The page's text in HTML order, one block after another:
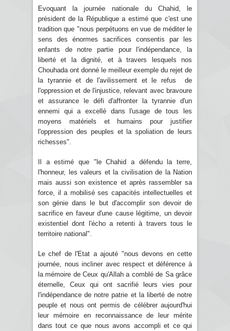
Evoquant la journée nationale du Chahid, le
président de la République a estimé que c'est une
tradition que "nous perpétuons en vue de méditer le
sens des énormes sacrifices consentis par les
enfants de notre partie pour l'indépendance, la
liberté et la dignité, et à travers lesquels nos
Chouhada ont donné le meilleur exemple du rejet de
la tyrannie et de l'avilissement et le refus de
l'oppression et de l'injustice, relevant avec bravoure
et assurance le défi d'affronter la tyrannie d'un
ennemi qui a excellé dans l'usage de tous les
moyens matériels et humains pour justifier
l'oppression des peuples et la spoliation de leurs
richesses".
Il a estimé que "le Chahid a défendu la terre,
l'honneur, les valeurs et la civilisation de la Nation
mais aussi son existence et après rassembler sa
force, il a mobilisé ses capacités intellectuelles et
son génie dans le but d'accomplir son devoir de
sacrifice en faveur d'une cause légitime, un devoir
existentiel dont l'écho a retenti à travers tous le
territoire national".
Le chef de l'Etat a ajouté "nous devons en cette
journée, nous incliner avec respect et déférence à
la mémoire de Ceux qu'Allah a comblé de Sa grâce
éternelle, Ceux qui ont sacrifié leurs vies pour
l'indépendance de notre patrie et la liberté de notre
peuple et nous ont permis de célébrer aujourd'hui
leur mémoire en reconnaissance de leur mérite
dans tout ce que nous avons accompli et ce qui